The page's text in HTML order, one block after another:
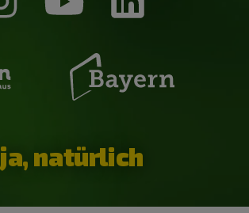
ja, natürlich